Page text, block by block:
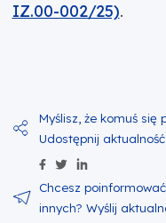
IZ.00-002/25).
Udostępnij
Udostępnij